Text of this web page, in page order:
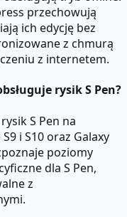
przechowują
ich edycję bez
z chmurą
z internetem.
rysik S Pen?
S Pen na
i S10 oraz Galaxy
poziomy
dla S Pen,
z